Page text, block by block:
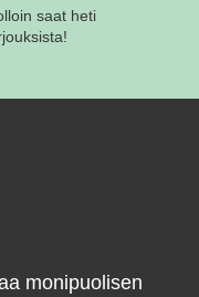
saat heti
monipuolisen